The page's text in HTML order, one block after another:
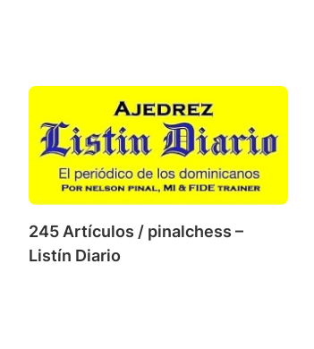
245 Artículos / pinalchess –
Listín Diario